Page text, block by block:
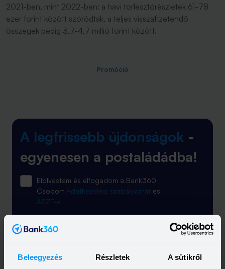
Beleegyezés Részletek A sütikről
2021-ben, mint 2022-ben: a havi törlesztőrészletek 61-78
ezer forint között szóródtak, a teljes visszafizetendő
összegek pedig 3,7-4,7 millió forint között.
Promóció
A legfrissebb újdonságok -
egyenesen a postaládádba!
Elolvastam és elfogadom a Bank360
Csoport Adatkezelési szabályzatát és
ÁSZF-ét